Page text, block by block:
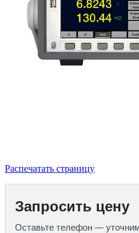
Распечатать страницу
Запросить цену
Оставьте телефон —